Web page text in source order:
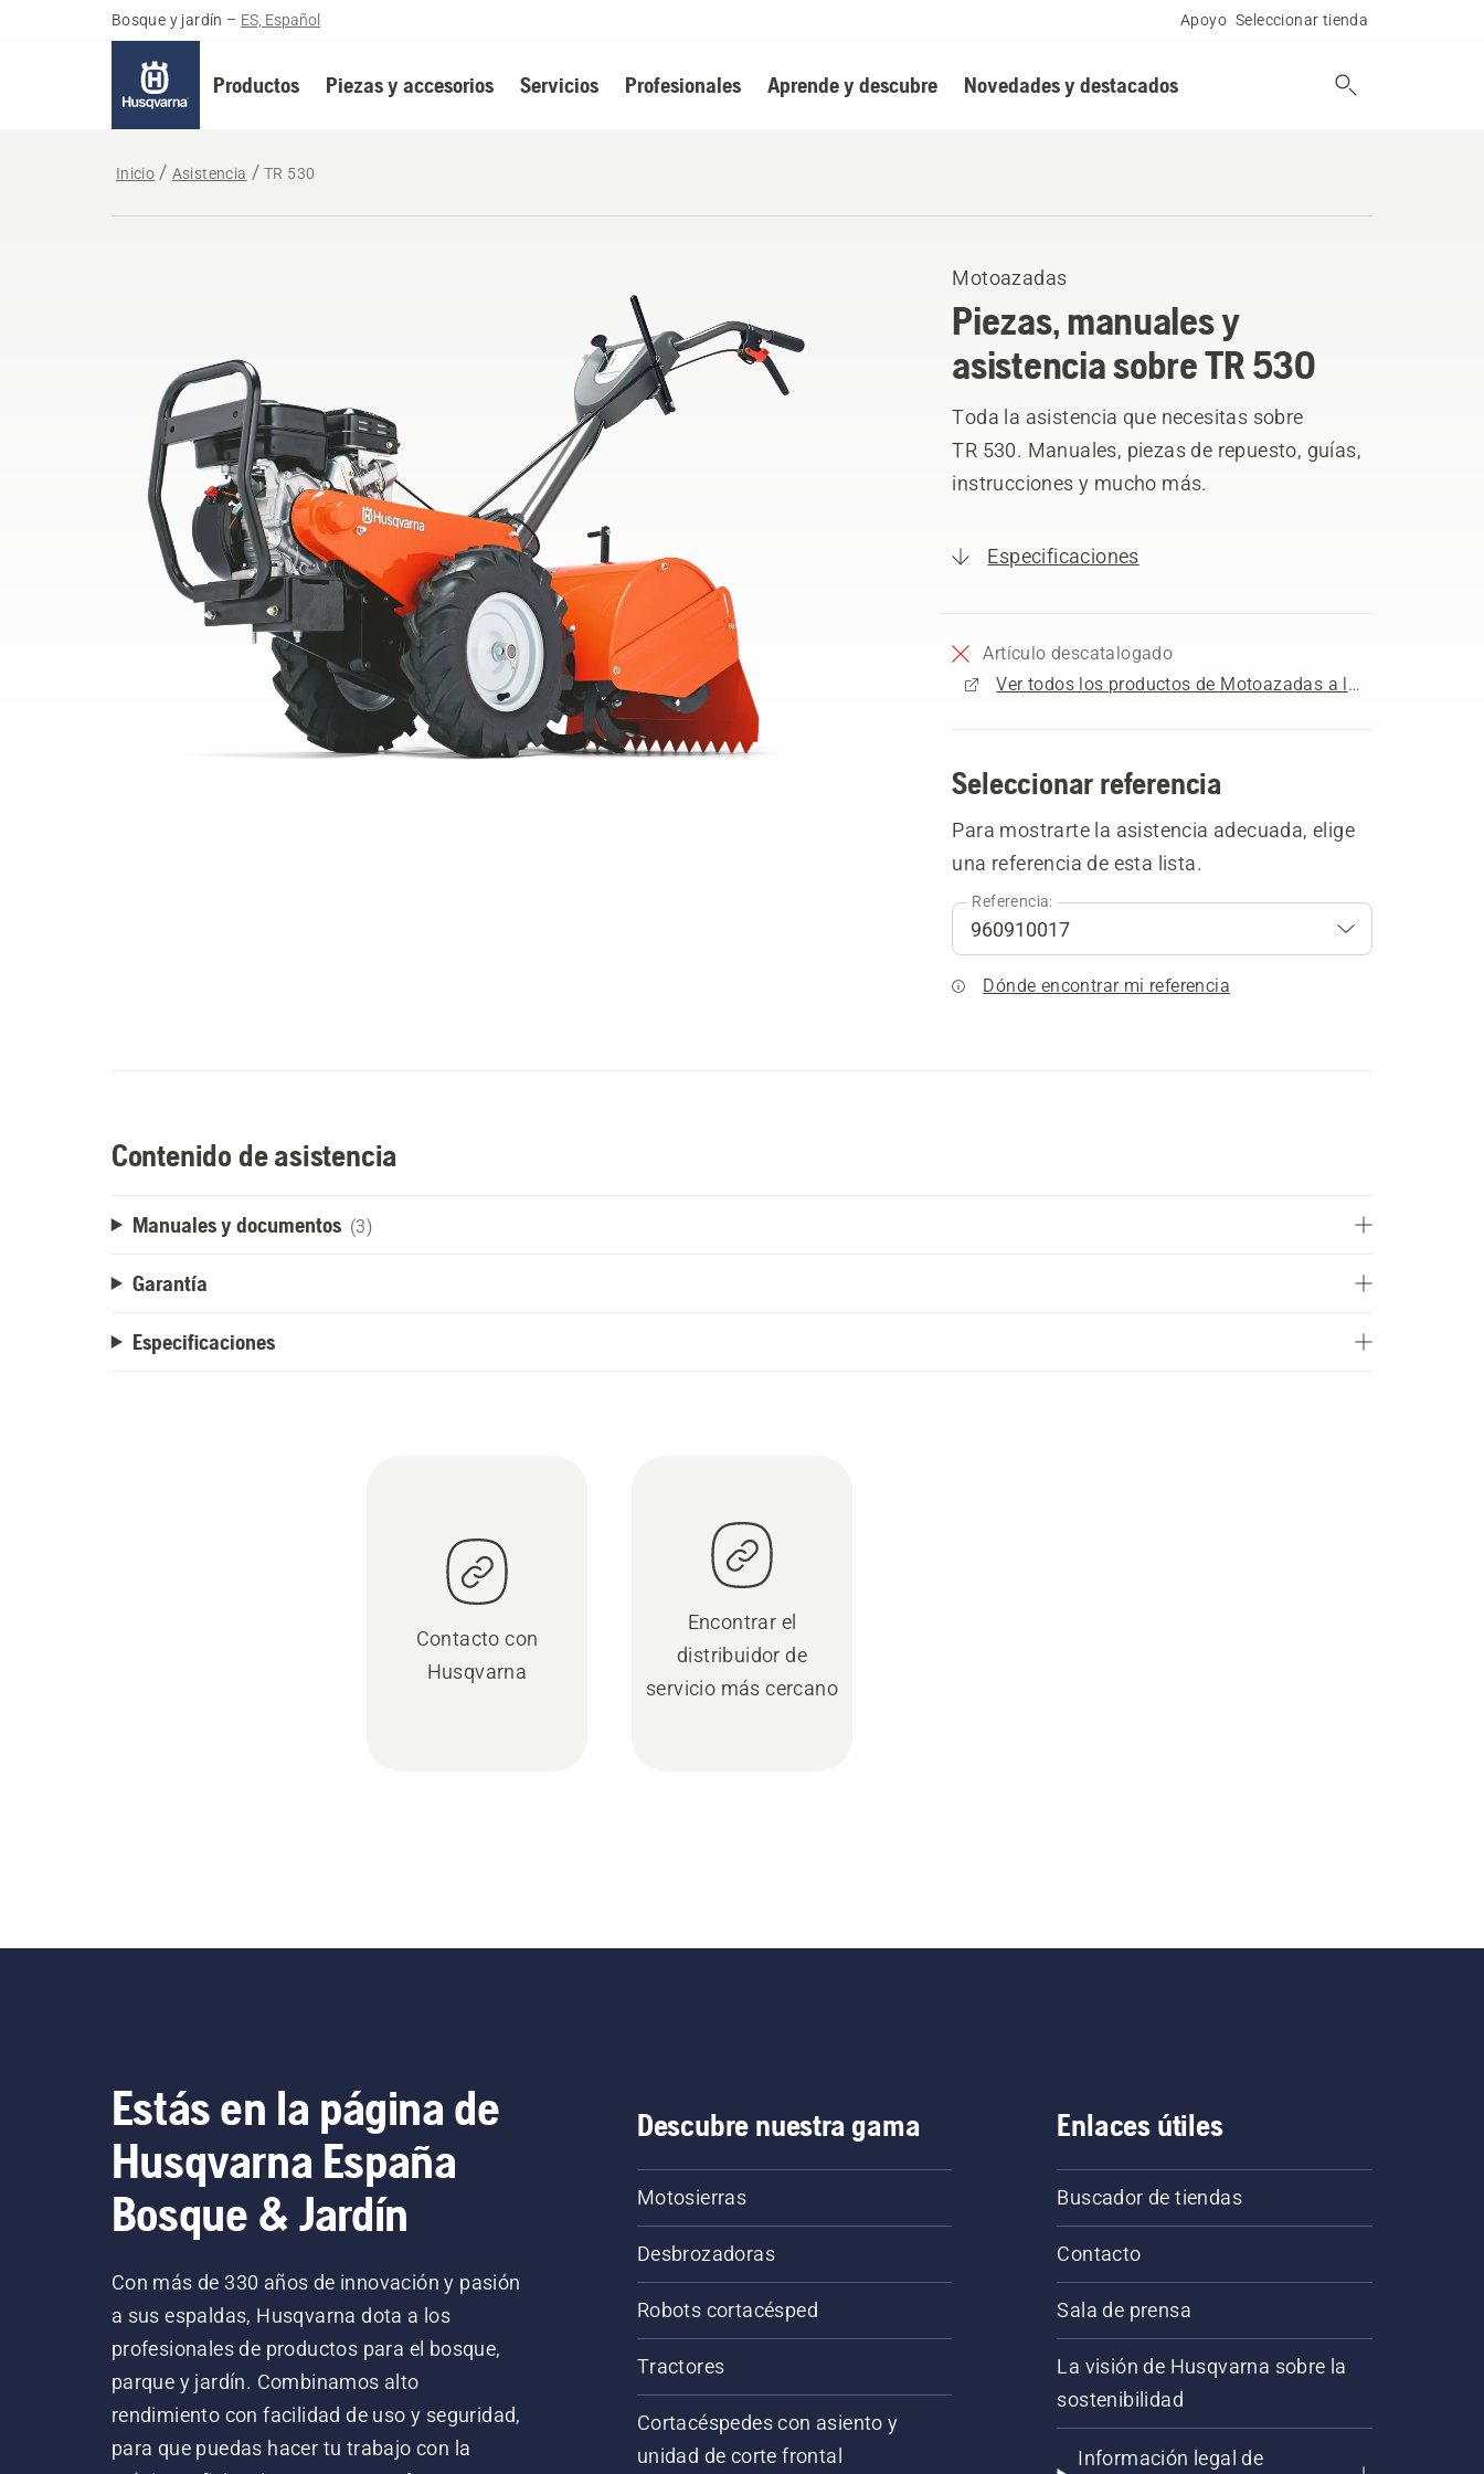
Bosque y jardín – ES, Español Apoyo Seleccionar tienda
Productos Piezas y accesorios Servicios Profesionales Aprende y descubre Novedades y destacados
Inicio Asistencia TR 530
Motoazadas
Piezas, manuales y
asistencia sobre TR 530
Toda la asistencia que necesitas sobre
TR 530. Manuales, piezas de repuesto, guías,
instrucciones y mucho más.
Especificaciones
Artículo descatalogado
Ver todos los productos de Motoazadas a la venta
Seleccionar referencia
Para mostrarte la asistencia adecuada, elige
una referencia de esta lista.
Referencia:
Dónde encontrar mi referencia
Contenido de asistencia
Manuales y documentos (3)
Garantía
Especificaciones
Contacto con
Husqvarna
Encontrar el
distribuidor de
servicio más cercano
Estás en la página de
Husqvarna España
Bosque & Jardín
Con más de 330 años de innovación y pasión
a sus espaldas, Husqvarna dota a los
profesionales de productos para el bosque,
parque y jardín. Combinamos alto
rendimiento con facilidad de uso y seguridad,
para que puedas hacer tu trabajo con la
Descubre nuestra gama
Motosierras
Desbrozadoras
Robots cortacésped
Tractores
Cortacéspedes con asiento y
unidad de corte frontal
Enlaces útiles
Buscador de tiendas
Contacto
Sala de prensa
La visión de Husqvarna sobre la
sostenibilidad
Información legal de